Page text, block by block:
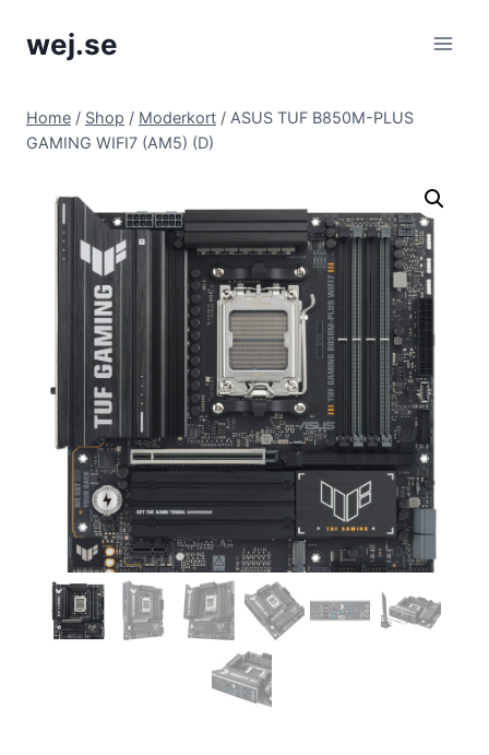
wej.se
Home / Shop / Moderkort / ASUS TUF B850M-PLUS
GAMING WIFI7 (AM5) (D)